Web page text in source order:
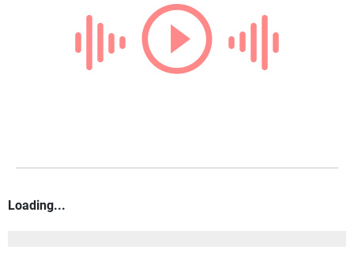
Додати коментар
Ви можете коментувати через
акаунт у соціальних мережах:
РАДІО